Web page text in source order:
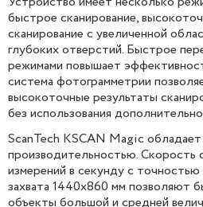
быстрое сканирование,
сканирование с увеличенной
глубоких отверстий. Быстрое
режимами повышает
система фотограмметрии
высокоточные результаты
без использования
ScanTech KSCAN Magic
производительностью. Скорость
измерений в секунду с
захвата 1440х860 мм позволяют
объекты большой и средней